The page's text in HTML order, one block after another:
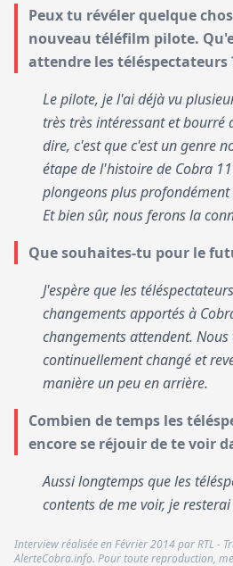
Peux tu révéler quelque
nouveau téléfilm pilote.
attendre les téléspectateurs
Le pilote, je l'ai déjà vu
très très intéressant et bourré
dire, c'est que c'est un genre
étape de l'histoire de Cobra
plongeons plus profondément
Et bien sûr, nous ferons la
Que souhaites-tu pour le
J'espère que les
changements apportés à
changements attendent.
continuellement changé et
manière un peu en arrière.
Combien de temps les
encore se réjouir de te voir
Aussi longtemps que les
contents de me voir, je
Interview réalisée en Février 2014 par RTL -
AlerteCobra.info. Pour toute reproduction,